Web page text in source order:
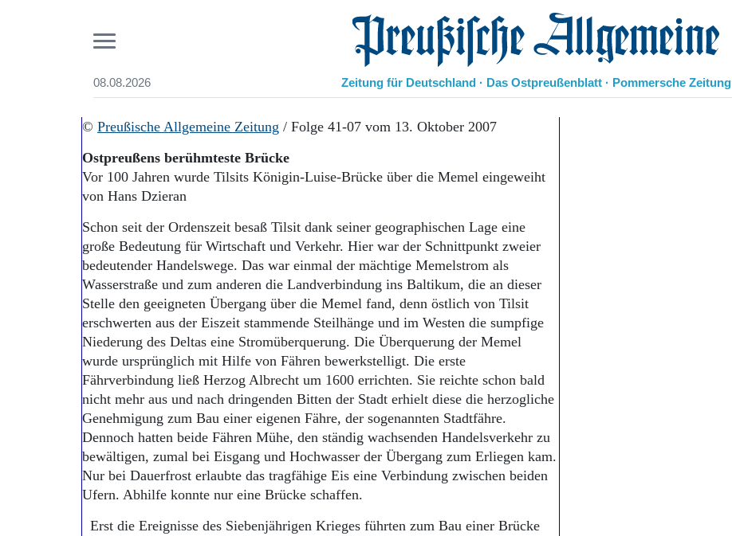
08.08.2026 Preußische Allgemeine Zeitung
Zeitung für Deutschland · Das Ostpreußenblatt · Pommersche Zeitung
Start
Aktuelle Ausgabe
Abonnenten-Login
Abonnent werden
Archiv
Mediadaten
Panorama
Geschichte
Ostpreußen
Pommern
Berlin-Brandenburg
Schlesien
Danzig und Westpreußen
Bücher
Suchen und finden
© Preußische Allgemeine Zeitung / Folge 41-07 vom 13. Oktober 2007
Ostpreußens berühmteste Brücke
Vor 100 Jahren wurde Tilsits Königin-Luise-Brücke über die Memel eingeweiht
von Hans Dzieran
Schon seit der Ordenszeit besaß Tilsit dank seiner geographischen Lage eine
große Bedeutung für Wirtschaft und Verkehr. Hier war der Schnittpunkt zweier
bedeutender Handelswege. Das war einmal der mächtige Memelstrom als
Wasserstraße und zum anderen die Landverbindung ins Baltikum, die an dieser
Stelle den geeigneten Übergang über die Memel fand, denn östlich von Tilsit
erschwerten aus der Eiszeit stammende Steilhänge und im Westen die sumpfige
Niederung des Deltas eine Stromüberquerung. Die Überquerung der Memel
wurde ursprünglich mit Hilfe von Fähren bewerkstelligt. Die erste
Fährverbindung ließ Herzog Albrecht um 1600 errichten. Sie reichte schon bald
nicht mehr aus und nach dringenden Bitten der Stadt erhielt diese die herzogliche
Genehmigung zum Bau einer eigenen Fähre, der sogenannten Stadtfähre.
Dennoch hatten beide Fähren Mühe, den ständig wachsenden Handelsverkehr zu
bewältigen, zumal bei Eisgang und Hochwasser der Übergang zum Erliegen kam.
Nur bei Dauerfrost erlaubte das tragfähige Eis eine Verbindung zwischen beiden
Ufern. Abhilfe konnte nur eine Brücke schaffen.
Erst die Ereignisse des Siebenjährigen Krieges führten zum Bau einer Brücke